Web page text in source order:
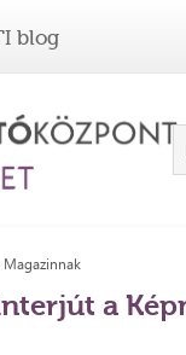
blog
Magazinnak
a